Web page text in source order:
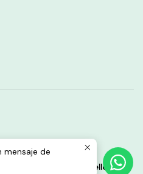
Desarrollado por Jumpseller.
mensaje de